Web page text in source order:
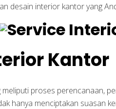
desain interior kantor yang
Kantor
proses perencanaan,
hanya menciptakan suasan